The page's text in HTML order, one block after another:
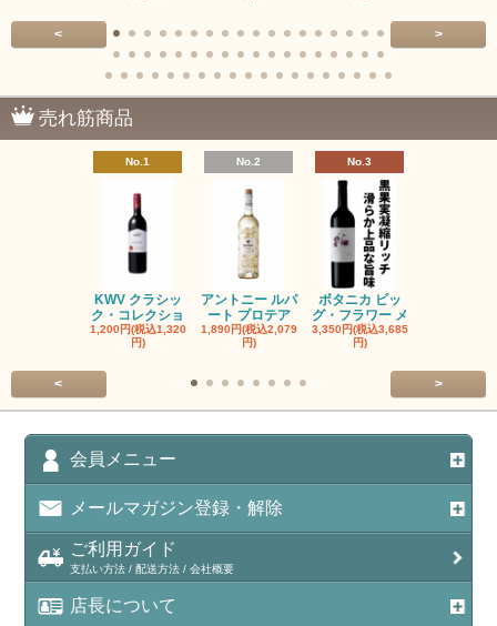
< >
売れ筋商品
No.1
KWV クラシッ
ク・コレクショ
1,200円(税込1,320
円)
No.2
アントニー ルパ
ート プロテア
1,890円(税込2,079
円)
No.3
ボタニカ ビッ
グ・フラワー メ
3,350円(税込3,685
円)
< >
会員メニュー
メールマガジン登録・解除
ご利用ガイド
支払い方法 / 配送方法 / 会社概要
店長について